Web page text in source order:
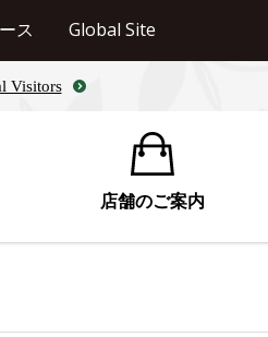
ス Global Site
Visitors
店舗のご案内